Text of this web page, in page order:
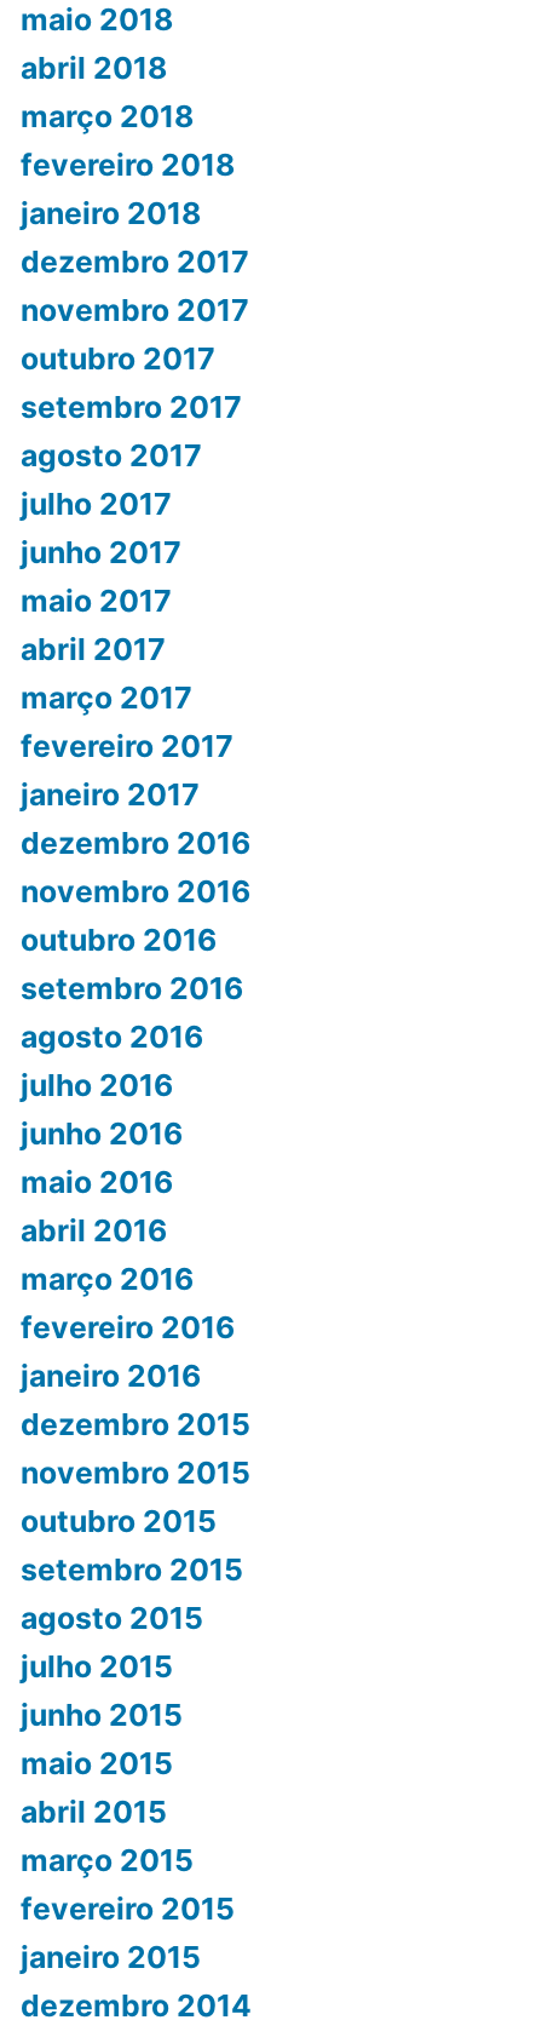
maio 2018
abril 2018
março 2018
fevereiro 2018
janeiro 2018
dezembro 2017
novembro 2017
outubro 2017
setembro 2017
agosto 2017
julho 2017
junho 2017
maio 2017
abril 2017
março 2017
fevereiro 2017
janeiro 2017
dezembro 2016
novembro 2016
outubro 2016
setembro 2016
agosto 2016
julho 2016
junho 2016
maio 2016
abril 2016
março 2016
fevereiro 2016
janeiro 2016
dezembro 2015
novembro 2015
outubro 2015
setembro 2015
agosto 2015
julho 2015
junho 2015
maio 2015
abril 2015
março 2015
fevereiro 2015
janeiro 2015
dezembro 2014